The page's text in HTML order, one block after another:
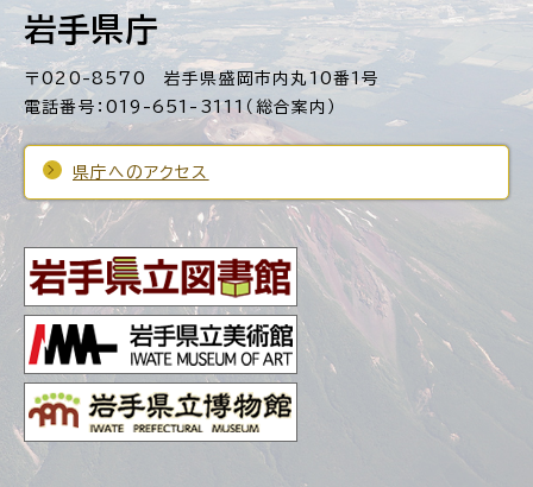
岩手県庁
〒020-8570 岩手県盛岡市内丸10番1号
電話番号：019-651-3111（総合案内）
県庁へのアクセス